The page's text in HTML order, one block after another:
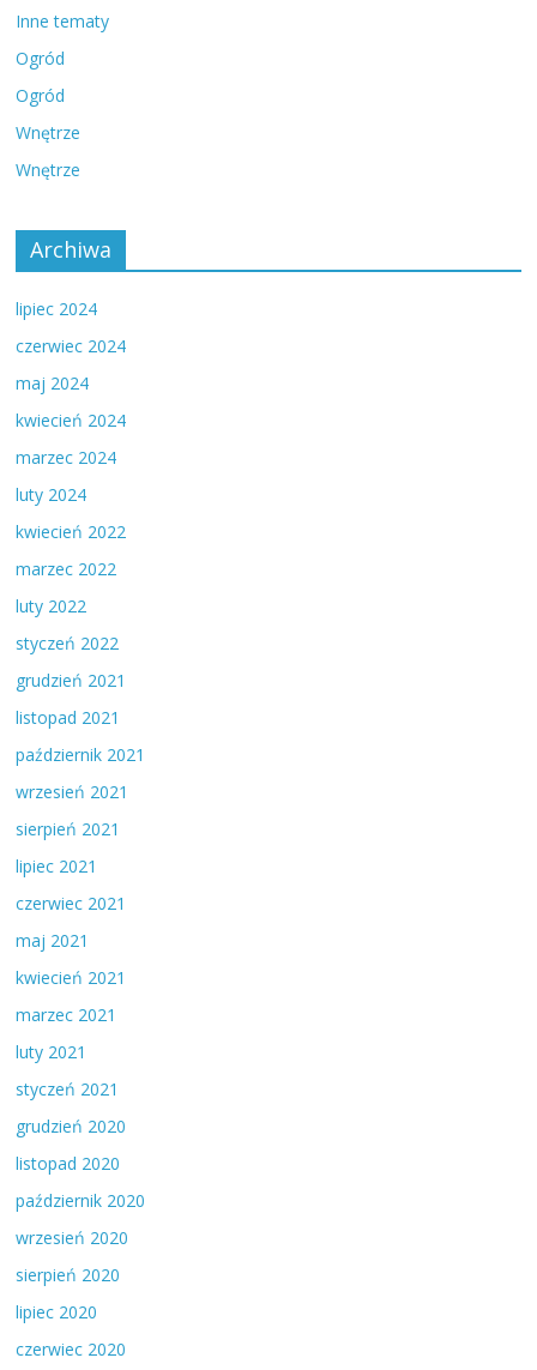
Inne tematy
Ogród
Ogród
Wnętrze
Wnętrze
Archiwa
lipiec 2024
czerwiec 2024
maj 2024
kwiecień 2024
marzec 2024
luty 2024
kwiecień 2022
marzec 2022
luty 2022
styczeń 2022
grudzień 2021
listopad 2021
październik 2021
wrzesień 2021
sierpień 2021
lipiec 2021
czerwiec 2021
maj 2021
kwiecień 2021
marzec 2021
luty 2021
styczeń 2021
grudzień 2020
listopad 2020
październik 2020
wrzesień 2020
sierpień 2020
lipiec 2020
czerwiec 2020